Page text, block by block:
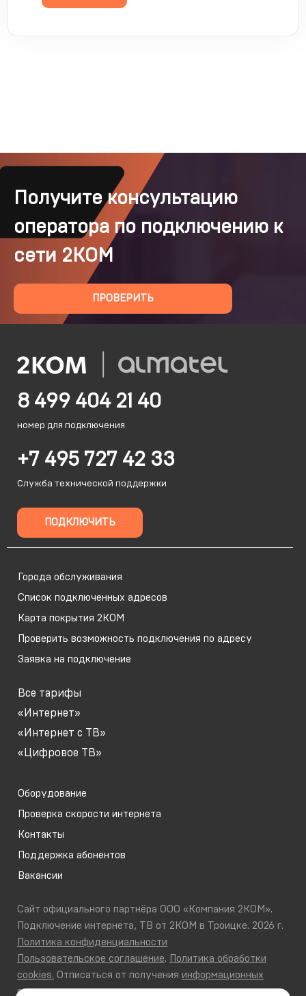
Получите консультацию
оператора по подключению к
сети 2КОМ
ПРОВЕРИТЬ
8 499 404 21 40
номер для подключения
+7 495 727 42 33
Служба технической поддержки
ПОДКЛЮЧИТЬ
Города обслуживания
Список подключенных адресов
Карта покрытия 2КОМ
Проверить возможность подключения по адресу
Заявка на подключение
Все тарифы
«Интернет»
«Интернет с ТВ»
«Цифровое ТВ»
Оборудование
Проверка скорости интернета
Контакты
Поддержка абонентов
Вакансии
Сайт официального партнёра ООО «Компания 2КОМ».
Подключение интернета, ТВ от 2КОМ в Троицке. 2026 г.
Политика конфиденциальности
Пользовательское соглашение.
Политика обработки
cookies. Отписаться от получения информационных
рассылокот данного ресурса можно настранице.